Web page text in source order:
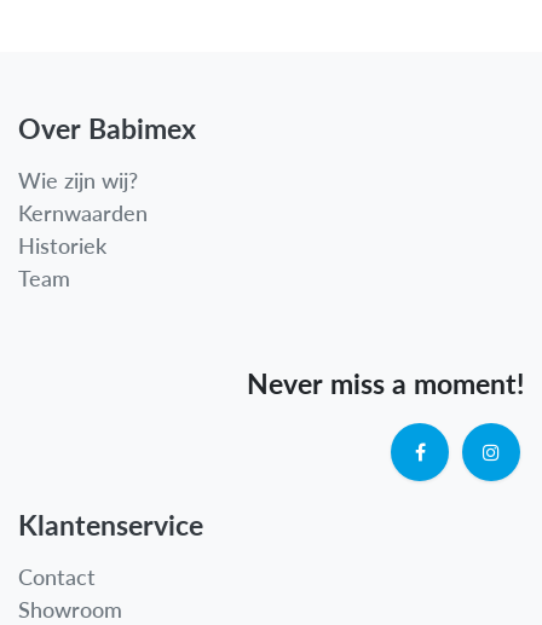
Over Babimex
Wie zijn wij?
Kernwaarden
Historiek
Team
Never miss a moment!
Klantenservice
Contact
Showroom